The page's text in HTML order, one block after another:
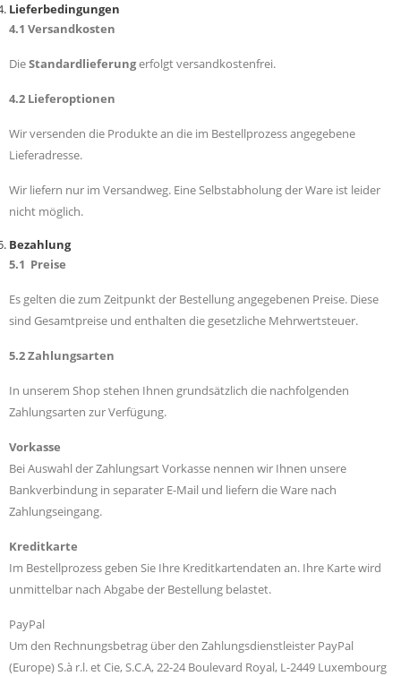
Lieferbedingungen
4.1 Versandkosten
DieStandardlieferungerfolgt versandkostenfrei.
4.2 Lieferoptionen
Wir versenden die Produkte an die im Bestellprozess angegebene
Lieferadresse.
Wir liefern nur im Versandweg. Eine Selbstabholung der Ware ist leider
nicht möglich.
Bezahlung
5.1 Preise
Es gelten die zum Zeitpunkt der Bestellung angegebenen Preise. Diese
sind Gesamtpreise und enthalten die gesetzliche Mehrwertsteuer.
5.2 Zahlungsarten
In unserem Shop stehen Ihnen grundsätzlich die nachfolgenden
Zahlungsarten zur Verfügung.
Vorkasse
Bei Auswahl der Zahlungsart Vorkasse nennen wir Ihnen unsere
Bankverbindung in separater E-Mail und liefern die Ware nach
Zahlungseingang.
Kreditkarte
Im Bestellprozess geben Sie Ihre Kreditkartendaten an. Ihre Karte wird
unmittelbar nach Abgabe der Bestellung belastet.
PayPal
Um den Rechnungsbetrag über den Zahlungsdienstleister PayPal
(Europe) S.à r.l. et Cie, S.C.A, 22-24 Boulevard Royal, L-2449 Luxembourg